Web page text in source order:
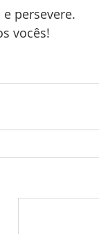
persevere.
vocês!